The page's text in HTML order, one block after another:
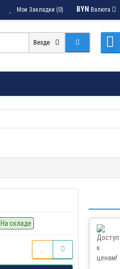
BYN Валюта
Мои Закладки (0)
Везде
На складе